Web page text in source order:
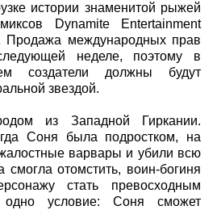
истории знаменитой рыжей
Dynamite Entertainment
Продажа международных прав
неделе, поэтому в
создатели должны будут
звездой.
из Западной Гиркании.
Соня была подростком, на
варвары и убили всю
отомстить, воин-богиня
стать превосходным
условие: Соня сможет